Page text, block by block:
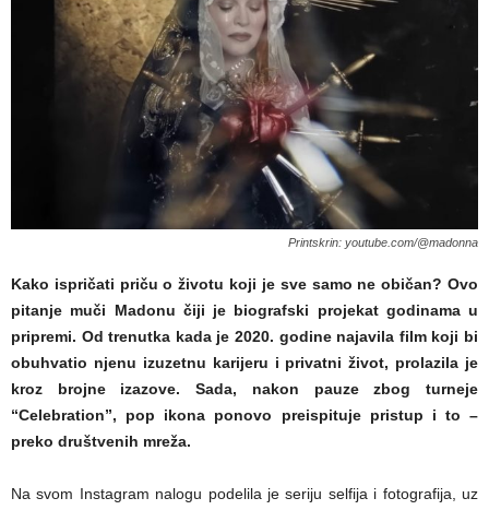
Printskrin: youtube.com/@madonna
Kako ispričati priču o životu koji je sve samo ne običan? Ovo
pitanje muči Madonu čiji je biografski projekat godinama u
pripremi. Od trenutka kada je 2020. godine najavila film koji bi
obuhvatio njenu izuzetnu karijeru i privatni život, prolazila je
kroz brojne izazove. Sada, nakon pauze zbog turneje
“Celebration”, pop ikona ponovo preispituje pristup i to –
preko društvenih mreža.
Na svom Instagram nalogu podelila je seriju selfija i fotografija, uz